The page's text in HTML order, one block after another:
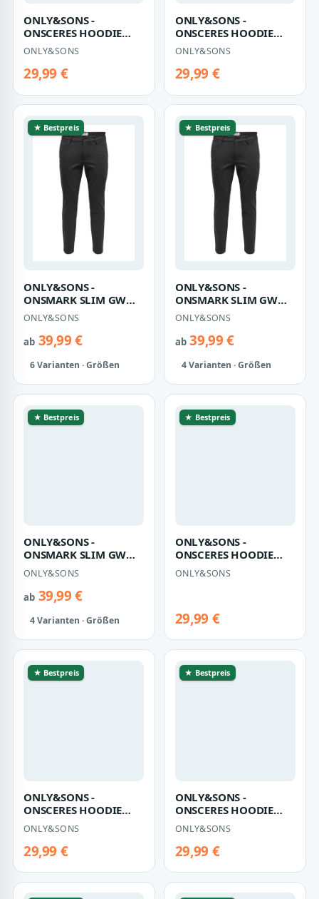
ONLY&SONS -
ONSCERES HOODIE
SWEAT NOOS Grey
Pinstripe - Gr. - S
ONLY&SONS
29,99 €
ONLY&SONS -
ONSCERES HOODIE
SWEAT NOOS Grey
Pinstripe - Gr. - XXL
ONLY&SONS
29,99 €
★ Bestpreis
ONLY&SONS -
ONSMARK SLIM GW
0209 PANT NOOS Dark
Grey Melange - Gr. -
3…
ONLY&SONS
ab39,99 €
6 Varianten · Größen
★ Bestpreis
ONLY&SONS -
ONSMARK SLIM GW
0209 PANT NOOS Dark
Grey Melange - Gr. -
3…
ONLY&SONS
ab39,99 €
4 Varianten · Größen
★ Bestpreis
ONLY&SONS -
ONSMARK SLIM GW
0209 PANT NOOS Dark
Grey Melange - Gr. -
3…
ONLY&SONS
ab39,99 €
4 Varianten · Größen
★ Bestpreis
ONLY&SONS -
ONSCERES HOODIE
SWEAT NOOS Silver
Lining - Gr. - L
ONLY&SONS
29,99 €
★ Bestpreis
ONLY&SONS -
ONSCERES HOODIE
SWEAT NOOS Silver
Lining - Gr. - M
ONLY&SONS
29,99 €
★ Bestpreis
ONLY&SONS -
ONSCERES HOODIE
SWEAT NOOS Castor
Gray - Gr. - S
ONLY&SONS
29,99 €